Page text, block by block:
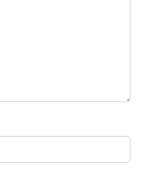
Cinéma 4C